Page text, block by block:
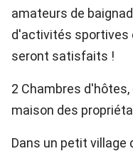
amateurs de
d'activités sportives
seront satisfaits !
2 Chambres d'hôtes,
maison des
Dans un petit village